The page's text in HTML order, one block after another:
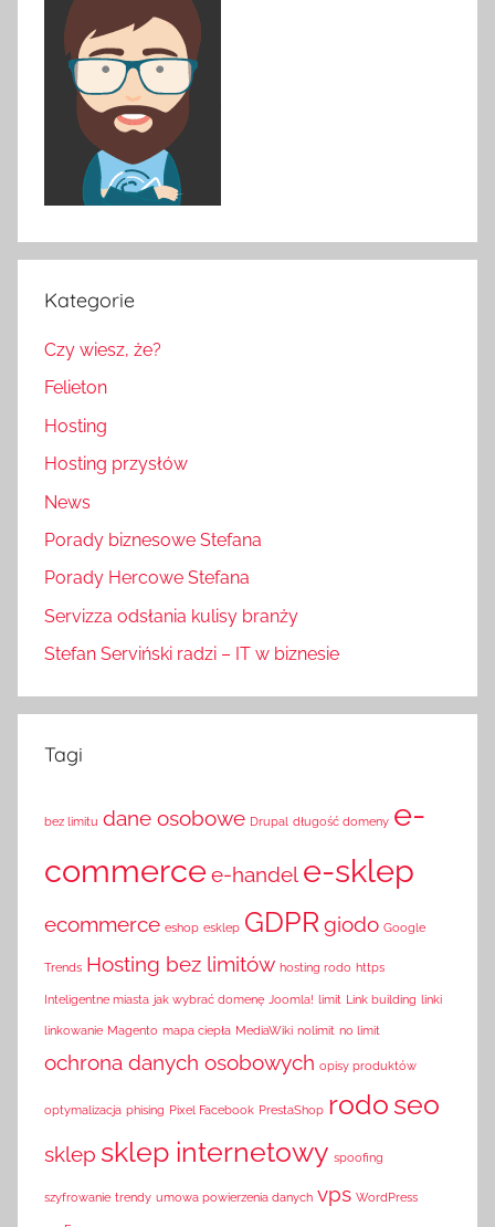
Kategorie
Czy wiesz, że?
Felieton
Hosting
Hosting przysłów
News
Porady biznesowe Stefana
Porady Hercowe Stefana
Servizza odsłania kulisy branży
Stefan Serviński radzi – IT w biznesie
Tagi
bez limitu dane osobowe Drupal długość domeny e-
commercee-handel e-sklep
ecommerce eshop esklep GDPRgiodo Google
Trends Hosting bez limitów hosting rodo https
Inteligentne miasta jak wybrać domenę Joomla! limit Link building linki
linkowanie Magento mapa ciepła MediaWiki nolimit no limit
ochrona danych osobowych opisy produktów
optymalizacja phising Pixel Facebook PrestaShop rodo seo
sklep sklep internetowy spoofing
szyfrowanie trendy umowa powierzenia danych vps WordPress